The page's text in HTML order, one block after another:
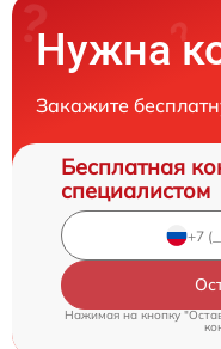
Нужна
Закажите
Бесплатная
специалистом
Нажимая на кнопку